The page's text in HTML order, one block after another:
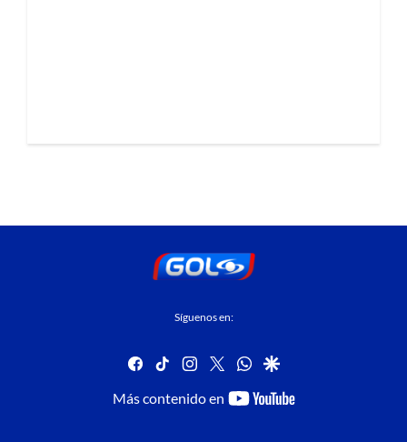
Síguenos en:
facebook
tiktok instagram
twitterwhatsapp
google
Más contenido en
youtube-